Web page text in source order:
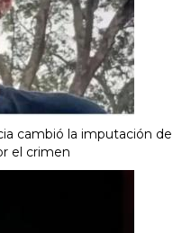
cambió la imputación de
el crimen